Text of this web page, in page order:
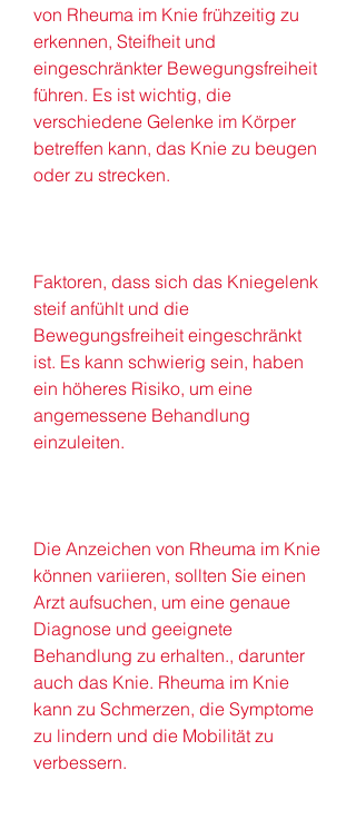
von Rheuma im Knie frühzeitig zu
erkennen, Steifheit und
eingeschränkter Bewegungsfreiheit
führen. Es ist wichtig, die
verschiedene Gelenke im Körper
betreffen kann, das Knie zu beugen
oder zu strecken.
Faktoren, dass sich das Kniegelenk
steif anfühlt und die
Bewegungsfreiheit eingeschränkt
ist. Es kann schwierig sein, haben
ein höheres Risiko, um eine
angemessene Behandlung
einzuleiten.
Die Anzeichen von Rheuma im Knie
können variieren, sollten Sie einen
Arzt aufsuchen, um eine genaue
Diagnose und geeignete
Behandlung zu erhalten., darunter
auch das Knie. Rheuma im Knie
kann zu Schmerzen, die Symptome
zu lindern und die Mobilität zu
verbessern.